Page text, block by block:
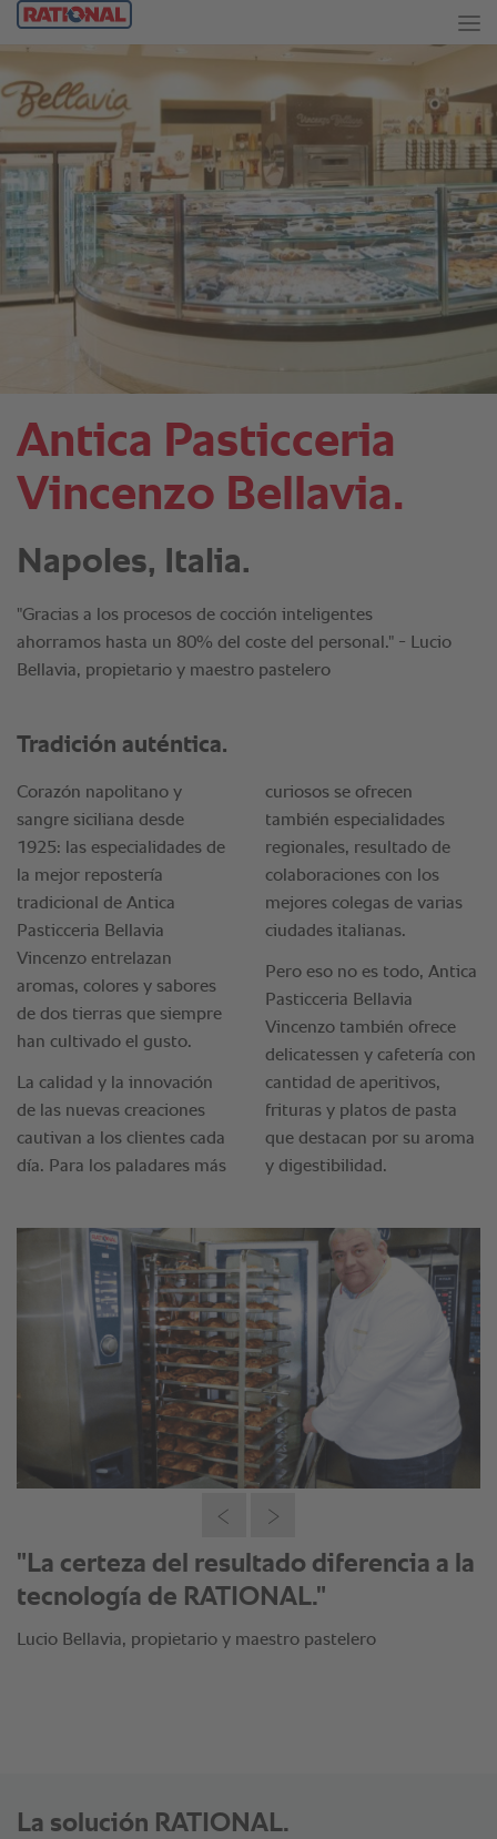
Antica Pasticceria
Vincenzo Bellavia.
Napoles, Italia.
"Gracias a los procesos de cocción inteligentes
ahorramos hasta un 80% del coste del personal." - Lucio
Bellavia, propietario y maestro pastelero
"La certeza del resultado diferencia a la
tecnología de RATIONAL."
Lucio Bellavia, propietario y maestro pastelero
La solución RATIONAL.